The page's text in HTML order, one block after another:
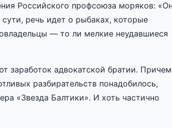
Российского профсоюза моряков:
речь идет о рыбаках, которые
— то ли мелкие неудавшиеся
заработок адвокатской братии.
разбирательств понадобилось,
«Звезда Балтики». И хоть частично